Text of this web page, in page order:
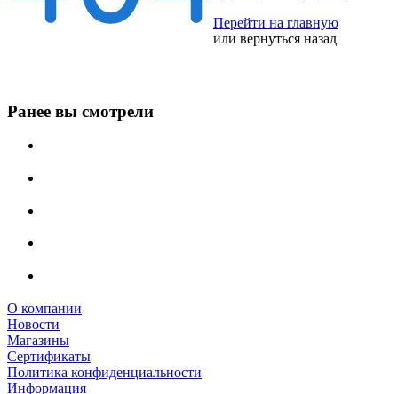
Перейти на главную
или вернуться назад
Ранее вы смотрели
О компании
Новости
Магазины
Сертификаты
Политика конфиденциальности
Информация